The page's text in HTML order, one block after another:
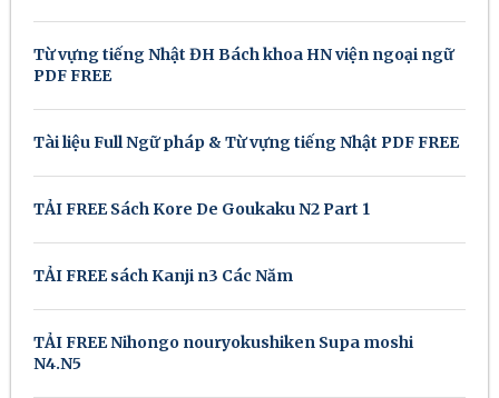
Từ vựng tiếng Nhật ĐH Bách khoa HN viện ngoại ngữ
PDF FREE
Tài liệu Full Ngữ pháp & Từ vựng tiếng Nhật PDF FREE
TẢI FREE Sách Kore De Goukaku N2 Part 1
TẢI FREE sách Kanji n3 Các Năm
TẢI FREE Nihongo nouryokushiken Supa moshi
N4.N5